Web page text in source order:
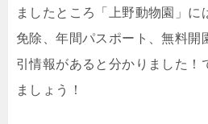
ましたところ「上野動物園」に
免除、年間パスポート、無料開
引情報があると分かりました！
ましょう！